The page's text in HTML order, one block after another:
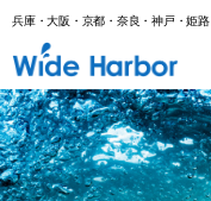
兵庫・大阪・京都・奈良・神戸・姫
戸
工
事
と
水
処
理
な